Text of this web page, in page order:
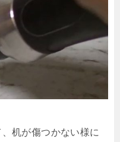
机が傷つかない様に